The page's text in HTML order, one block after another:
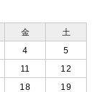
金
土
4
5
11
12
18
19